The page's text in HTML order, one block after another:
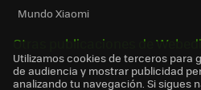
Mundo Xiaomi
Otras publicaciones de Webedia
Utilizamos cookies de terceros para
de audiencia y mostrar publicidad
analizando tu navegación. Si sigues